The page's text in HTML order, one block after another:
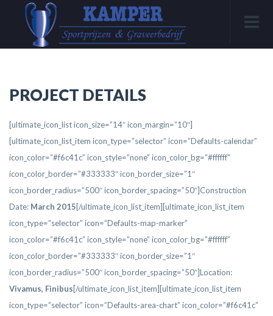
PROJECT DETAILS
[ultimate_icon_list icon_size=”14″ icon_margin=”10″]
[ultimate_icon_list_item icon_type=”selector” icon=”Defaults-calendar”
icon_color=”#f6c41c” icon_style=”none” icon_color_bg=”#ffffff”
icon_color_border=”#333333″ icon_border_size=”1″
icon_border_radius=”500″ icon_border_spacing=”50″]Construction
Date: March 2015[/ultimate_icon_list_item][ultimate_icon_list_item
icon_type=”selector” icon=”Defaults-map-marker”
icon_color=”#f6c41c” icon_style=”none” icon_color_bg=”#ffffff”
icon_color_border=”#333333″ icon_border_size=”1″
icon_border_radius=”500″ icon_border_spacing=”50″]Location:
Vivamus, Finibus[/ultimate_icon_list_item][ultimate_icon_list_item
icon_type=”selector” icon=”Defaults-area-chart” icon_color=”#f6c41c”